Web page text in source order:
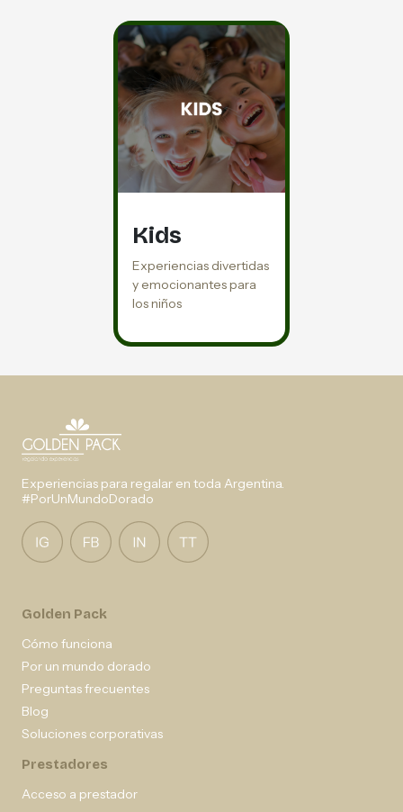
Kids
Experiencias divertidas
y emocionantes para
los niños
Experiencias para regalar en toda Argentina.
#PorUnMundoDorado
Golden Pack
Cómo funciona
Por un mundo dorado
Preguntas frecuentes
Blog
Soluciones corporativas
Prestadores
Acceso a prestador